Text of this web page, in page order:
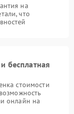
на
что
бесплатная
стоимости
онлайн на